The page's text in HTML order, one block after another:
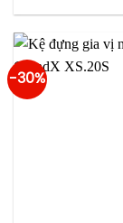
là:
-30%